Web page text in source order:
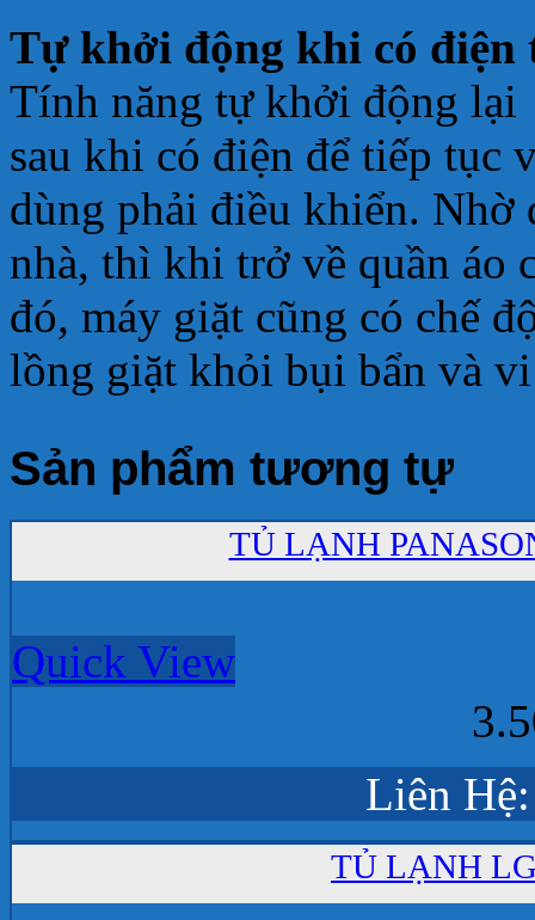
Tự khởi động khi có
Tính năng tự khởi động
sau khi có điện để tiếp tục
dùng phải điều khiển. Nhờ
nhà, thì khi trở về quần áo
đó, máy giặt cũng có chế
lồng giặt khỏi bụi bẩn và
Sản phẩm tương tự
TỦ LẠNH
Quick View
Liên
TỦ LẠNH